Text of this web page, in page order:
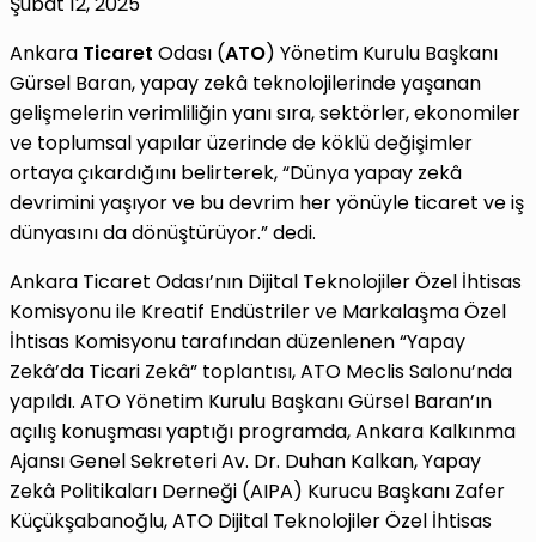
Ankara Ticaret Odası (ATO) Yönetim Kurulu Başkanı
Gürsel Baran, yapay zekâ teknolojilerinde yaşanan
gelişmelerin verimliliğin yanı sıra, sektörler, ekonomiler
ve toplumsal yapılar üzerinde de köklü değişimler
ortaya çıkardığını belirterek, “Dünya yapay zekâ
devrimini yaşıyor ve bu devrim her yönüyle ticaret ve iş
dünyasını da dönüştürüyor.” dedi.
Ankara Ticaret Odası’nın Dijital Teknolojiler Özel İhtisas
Komisyonu ile Kreatif Endüstriler ve Markalaşma Özel
İhtisas Komisyonu tarafından düzenlenen “Yapay
Zekâ’da Ticari Zekâ” toplantısı, ATO Meclis Salonu’nda
yapıldı. ATO Yönetim Kurulu Başkanı Gürsel Baran’ın
açılış konuşması yaptığı programda, Ankara Kalkınma
Ajansı Genel Sekreteri Av. Dr. Duhan Kalkan, Yapay
Zekâ Politikaları Derneği (AIPA) Kurucu Başkanı Zafer
Küçükşabanoğlu, ATO Dijital Teknolojiler Özel İhtisas